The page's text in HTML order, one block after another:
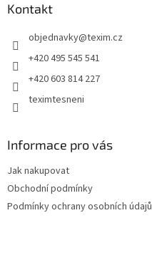
Kontakt
objednavky@texim.cz
+420 495 545 541
+420 603 814 227
teximtesneni
Informace pro vás
Jak nakupovat
Obchodní podmínky
Podmínky ochrany osobních údajů